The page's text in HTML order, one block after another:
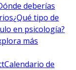
deberías
¿Qué tipo de
en psicología?
más
Calendario de